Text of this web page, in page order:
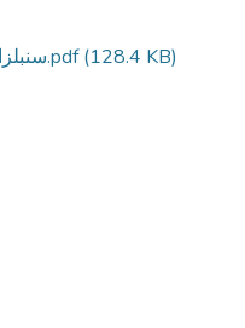
سنبلزاده وهبي أفندي ومعلقة امرئ القيس.pdf(128.4 KB)